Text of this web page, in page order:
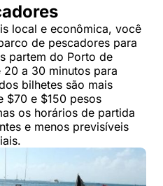
local e econômica, você
de pescadores para
partem do Porto de
20 a 30 minutos para
bilhetes são mais
$70 e $150 pesos
os horários de partida
e menos previsíveis